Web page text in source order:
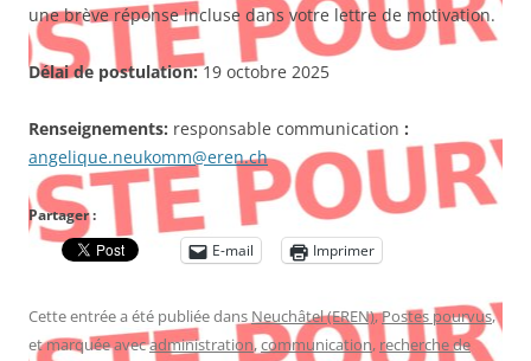
une brève réponse incluse dans votre lettre de motivation.
Délai de postulation:19 octobre 2025
Renseignements: responsable communication :
angelique.neukomm@eren.ch
Partager :
E-mail
Imprimer
Cette entrée a été publiée dans Neuchâtel (EREN),Postes pourvus,
et marquée avecadministration,communication, recherche de